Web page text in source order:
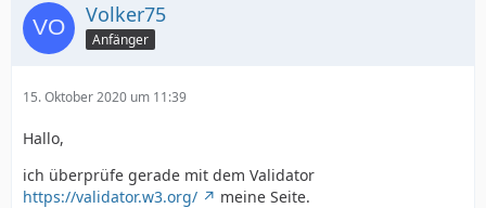
Volker75
Anfänger
15. Oktober 2020 um 11:39
Hallo,
ich überprüfe gerade mit dem Validator
https://validator.w3.org/
meine Seite.